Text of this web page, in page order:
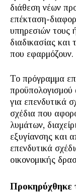
διάθεση νέων
επέκταση-
υπηρεσιών τους
διαδικασίας και
που εφαρμόζουν.
Το πρόγραμμα
για επενδυτικά
σχέδια που
λυμάτων,
εξυγίανσης και
επενδυτικά
οικονομικής
Προκηρύχθηκε